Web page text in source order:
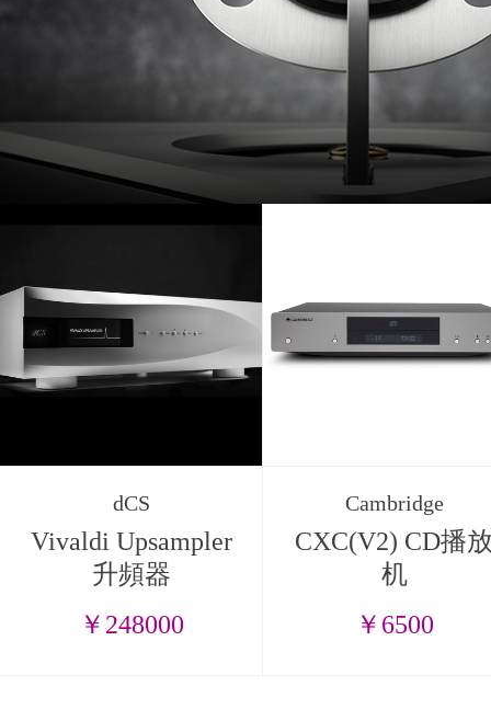
dCS
Vivaldi Upsampler
升頻器
￥248000
Cambridge
CXC(V2) CD播
机
￥6500